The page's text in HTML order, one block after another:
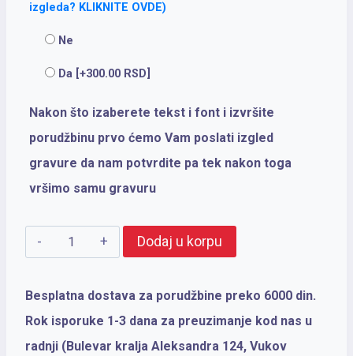
izgleda? KLIKNITE OVDE)
Ne
Da [+300.00 RSD]
Nakon što izaberete tekst i font i izvršite
porudžbinu prvo ćemo Vam poslati izgled
gravure da nam potvrdite pa tek nakon toga
vršimo samu gravuru
PARKER
Royal
Hemijska
olovka
IM
Dodaj u korpu
Besplatna dostava za porudžbine preko 6000 din.
Rok isporuke 1-3 dana za preuzimanje kod nas u
radnji (Bulevar kralja Aleksandra 124, Vukov